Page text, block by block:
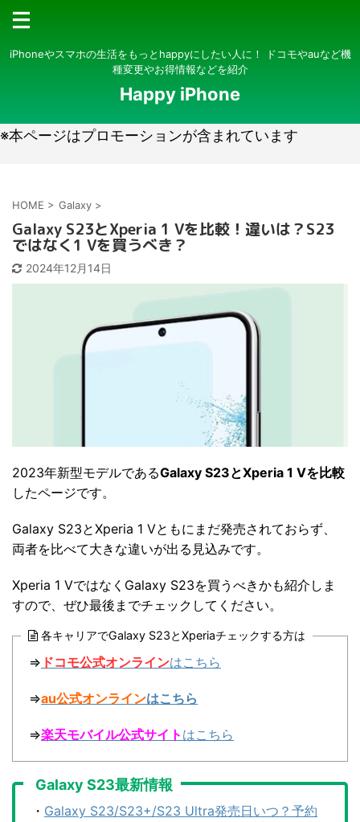
iPhoneやスマホの生活をもっとhappyにしたい人に！ ドコモやauなど機
種変更やお得情報などを紹介
Happy iPhone
※本ページはプロモーションが含まれています
HOME > Galaxy >
Galaxy S23とXperia 1 Vを比較！違いは？S23
ではなく1 Vを買うべき？
2024年12月14日
2023年新型モデルであるGalaxy S23とXperia 1 Vを比較
したページです。
Galaxy S23とXperia 1 Vともにまだ発売されておらず、
両者を比べて大きな違いが出る見込みです。
Xperia 1 VではなくGalaxy S23を買うべきかも紹介しま
すので、ぜひ最後までチェックしてください。
各キャリアでGalaxy S23とXperiaチェックする方は
⇒ ドコモ公式オンラインはこちら
⇒au公式オンラインはこちら
⇒楽天モバイル公式サイト はこちら
Galaxy S23最新情報
・ Galaxy S23/S23+/S23 Ultra発売日いつ？予約